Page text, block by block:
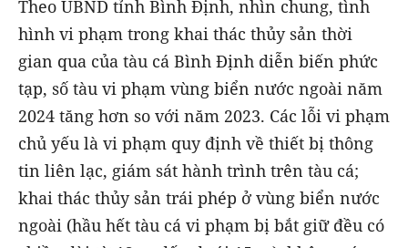
Theo UBND tỉnh Bình Định, nhìn chung, tình
hình vi phạm trong khai thác thủy sản thời
gian qua của tàu cá Bình Định diễn biến phức
tạp, số tàu vi phạm vùng biển nước ngoài năm
2024 tăng hơn so với năm 2023. Các lỗi vi phạm
chủ yếu là vi phạm quy định về thiết bị thông
tin liên lạc, giám sát hành trình trên tàu cá;
khai thác thủy sản trái phép ở vùng biển nước
ngoài (hầu hết tàu cá vi phạm bị bắt giữ đều có